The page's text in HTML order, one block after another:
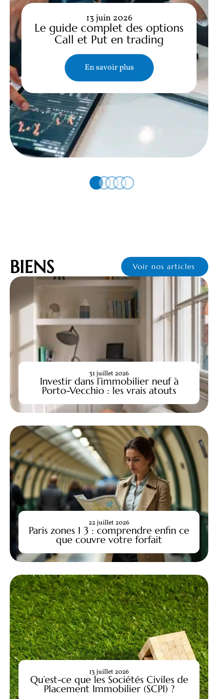
Le guide complet des options
Call et Put en trading
13 juin 2026
En savoir plus
BIENS Voir nos articles
Investir dans l’immobilier neuf à
Porto-Vecchio : les vrais atouts
31 juillet 2026
Paris zones 1 3 : comprendre enfin ce
que couvre votre forfait
22 juillet 2026
Qu’est-ce que les Sociétés Civiles de
Placement Immobilier (SCPI) ?
13 juillet 2026